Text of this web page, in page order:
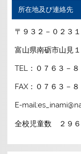
所在地及び連絡先
〒９３２－０２３１
富山県南砺市山見
TEL：０７６３－
FAX：０７６３－
E-
全校児童数 ２９６